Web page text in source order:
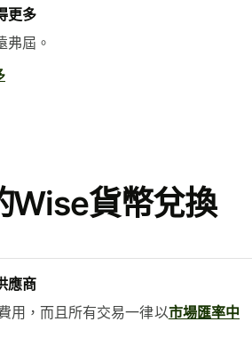
更多
弗屆。
Wise貨幣兌換
應商
用，而且所有交易一律以市場匯率中